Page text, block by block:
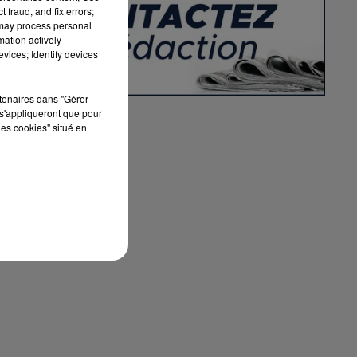
fraud, and fix errors;
process personal
actively
Identify devices
dans "Gérer
que pour
cookies" situé en